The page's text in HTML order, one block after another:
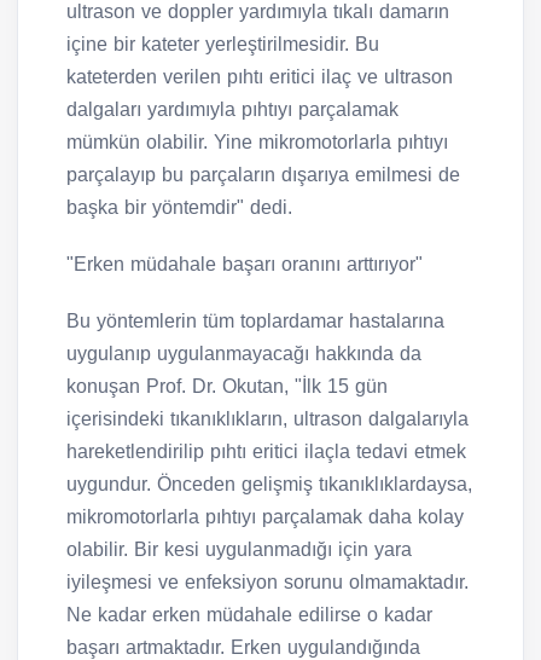
ultrason ve doppler yardımıyla tıkalı damarın
içine bir kateter yerleştirilmesidir. Bu
kateterden verilen pıhtı eritici ilaç ve ultrason
dalgaları yardımıyla pıhtıyı parçalamak
mümkün olabilir. Yine mikromotorlarla pıhtıyı
parçalayıp bu parçaların dışarıya emilmesi de
başka bir yöntemdir" dedi.
"Erken müdahale başarı oranını arttırıyor"
Bu yöntemlerin tüm toplardamar hastalarına
uygulanıp uygulanmayacağı hakkında da
konuşan Prof. Dr. Okutan, "İlk 15 gün
içerisindeki tıkanıklıkların, ultrason dalgalarıyla
hareketlendirilip pıhtı eritici ilaçla tedavi etmek
uygundur. Önceden gelişmiş tıkanıklıklardaysa,
mikromotorlarla pıhtıyı parçalamak daha kolay
olabilir. Bir kesi uygulanmadığı için yara
iyileşmesi ve enfeksiyon sorunu olmamaktadır.
Ne kadar erken müdahale edilirse o kadar
başarı artmaktadır. Erken uygulandığında